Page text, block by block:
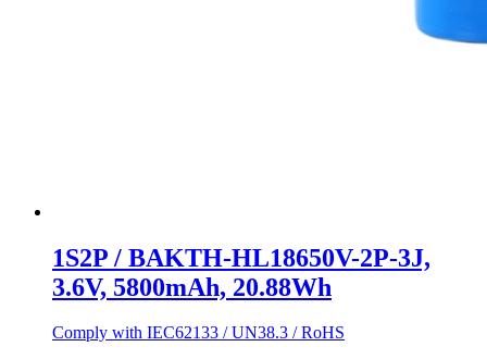
1S2P / BAKTH-HL18650V-2P-3J,
3.6V, 5800mAh, 20.88Wh
Comply with IEC62133 / UN38.3 / RoHS